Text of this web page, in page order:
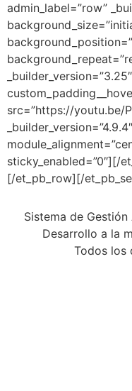
admin_label=”row”
src=”https://youtu.be/
sticky_enabled=”0″][/
[/et_pb_row][/
Sistema de Gestión
Desarrollo a la
Todos los